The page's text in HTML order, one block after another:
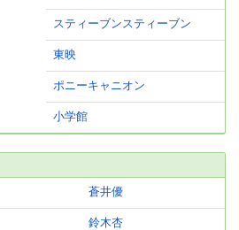
スティーブンスティーブン
東映
ポニーキャニオン
小学館
蒼井優
鈴木杏